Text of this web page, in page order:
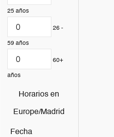
25 años
26 -
59 años
60+
años
Horarios en
Europe/Madrid
Fecha